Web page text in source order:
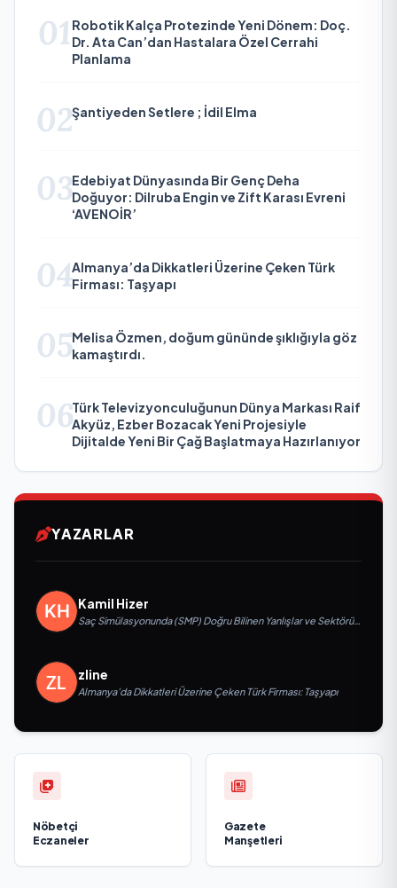
01 Robotik Kalça Protezinde Yeni Dönem: Doç.
Dr. Ata Can’dan Hastalara Özel Cerrahi
Planlama
02Şantiyeden Setlere ; İdil Elma
03Edebiyat Dünyasında Bir Genç Deha
Doğuyor: Dilruba Engin ve Zift Karası Evreni
‘AVENOİR’
04Almanya’da Dikkatleri Üzerine Çeken Türk
Firması: Taşyapı
05Melisa Özmen, doğum gününde şıklığıyla göz
kamaştırdı.
06Türk Televizyonculuğunun Dünya Markası Raif
Akyüz, Ezber Bozacak Yeni Projesiyle
Dijitalde Yeni Bir Çağ Başlatmaya Hazırlanıyor
YAZARLAR
Kamil Hizer
Saç Simülasyonunda (SMP) Doğru Bilinen Yanlışlar ve Sektörün
zline
Almanya’da Dikkatleri Üzerine Çeken Türk Firması: Taşyapı
Nöbetçi
Eczaneler
Gazete
Manşetleri